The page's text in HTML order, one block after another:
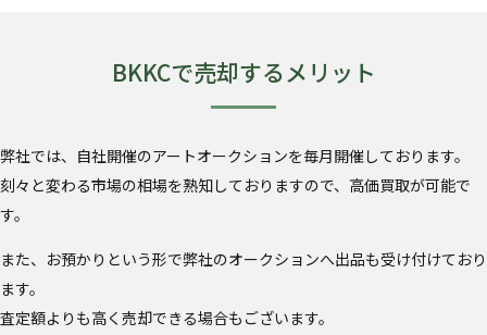
BKKCで売却するメリット
弊社では、自社開催のアートオークションを毎月開催しております。
刻々と変わる市場の相場を熟知しておりますので、高価買取が可能で
す。
また、お預かりという形で弊社のオークションへ出品も受け付けており
ます。
査定額よりも高く売却できる場合もございます。